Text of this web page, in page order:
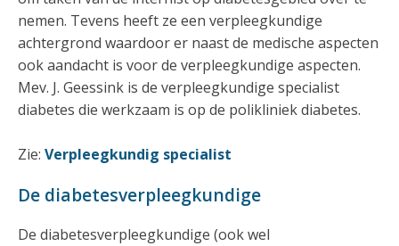
nemen. Tevens heeft ze een verpleegkundige
achtergrond waardoor er naast de medische aspecten
ook aandacht is voor de verpleegkundige aspecten.
Mev. J. Geessink is de verpleegkundige specialist
diabetes die werkzaam is op de polikliniek diabetes.
Zie: Verpleegkundig specialist
De diabetesverpleegkundige
De diabetesverpleegkundige (ook wel